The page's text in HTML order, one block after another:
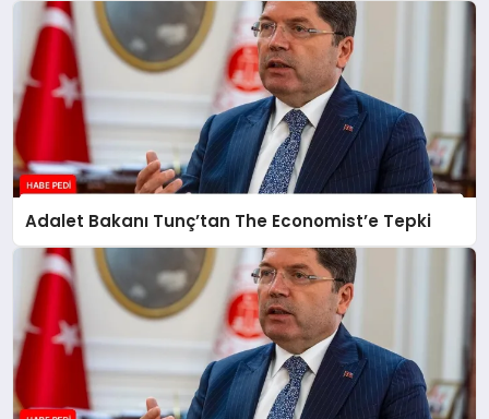
Adalet Bakanı Tunç’tan The Economist’e Tepki